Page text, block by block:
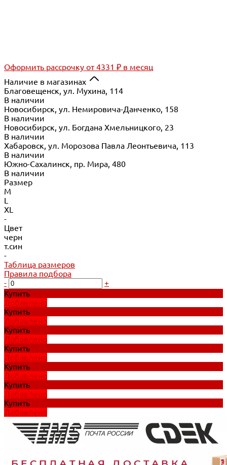
Оформить рассрочку от 4331 ₽ в месяц
Наличие в магазинах
Благовещенск, ул. Мухина, 114
В наличии
Новосибирск, ул. Немировича-Данченко, 158
В наличии
Новосибирск, ул. Богдана Хмельницкого, 23
В наличии
Хабаровск, ул. Морозова Павла Леонтьевича, 113
В наличии
Южно-Сахалинск, пр. Мира, 480
В наличии
Размер
M
L
XL
-
Цвет
черн
т.син
-
Таблица размеров
Правила подбора
-
+
Купить
Добавлено
Купить
Добавлено
Купить
Добавлено
Купить
Добавлено
Купить
Добавлено
Купить
Добавлено
Купить
Добавлено